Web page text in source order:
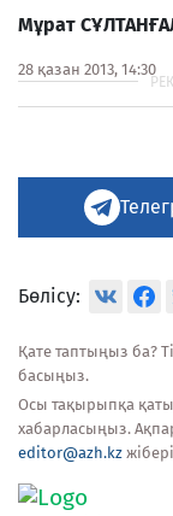
Мұрат СҰЛТАН
28 қазан 2013, 14:30
Бөлісу:
Қате таптыңыз ба?
басыңыз.
Осы тақырыпқа
хабарласыңыз.
editor@azh.kz